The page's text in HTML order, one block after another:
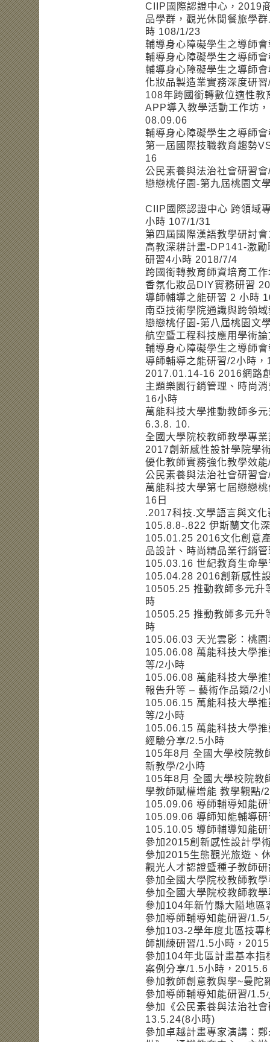
CIIP國際認證中心，2019
品學群，觀光休閒餐旅學
時 108/1/23
輔導身心障礙學生之導師
輔導身心障礙學生之導師
輔導身心障礙學生之導師
化妝品製造業實務深度研
108年跨國銜轉數位適性
APP導入教學活動工作坊
08.09.06
輔導身心障礙學生之導師
第一屆國際技職教育趨勢
16
公民素養與法治社會研習
戀戀桃仔園-第九屆桃園文
CIIP國際認證中心 跨領域
小時 107/1/31
第四屆國際漢語教學研討
高教深耕計畫-DP141-激
研習4小時 2018/7/4
跨國銜轉教育師資培育工
香氛化妝品DIY實務研習
導師輔導之能研習 2 小時
南亞技術學院通識與跨領
戀戀桃仔園-第八屆桃園文
航空暨工程科技應用學術
輔導身心障礙學生之導師
導師輔導之能研習/2小時
2017.01.14-16 2016網路
主題樂園行銷管理、時尚
16小時
萬能科技大學推動教師多
6.3.8. 10.
全國大學院校教師教學專
2017創新感性設計學院學
優化教師實務強化教學效
公民素養與法治社會研習
萬能科技大學第七屆戀戀
16日
.2017科技.文學語言與文
105.8.8-.822 伊斯蘭文化
105.01.25 2016文化創意
品設計、時尚精品業行銷
105.03.16 世紀教育生命
105.04.28 2016創新感性
10505.25 推動教師多元升
時
10505.25 推動教師多元升
時
105.06.03 天光雲影：桃
105.06.08 萬能科技大學
等/2小時
105.06.08 萬能科技大學
報告升等 – 藝術作品類/2
105.06.15 萬能科技大學
等/2小時
105.06.15 萬能科技大學
經驗分享/2.5小時
105年8月 全國大學校院教
新教學/2小時
105年8月 全國大學校院教
學教師賦權增能 教學觀點/
105.09.06 導師輔導知能
105.09.06 導師知能輔導
105.10.05 導師輔導知能研
參加2015創新感性設計學
參加2015生態觀光旅遊、
觀光人才認證暨種子教師
參加全國大學院校教師教
參加全國大學院校教師教
參加104年新竹縣大隘地
參加導師輔導知能研習/
參加103-2學年度北區技專
師訓練研習/1.5小時，
參加104年北區計畫基本
案例分享/1.5小時，2015.6
參加教師創意教與學~曼
參加導師輔導知能研習/
參加《公民素養與法治社
13.5.24(8小時)
參加卓越計畫專家演講：